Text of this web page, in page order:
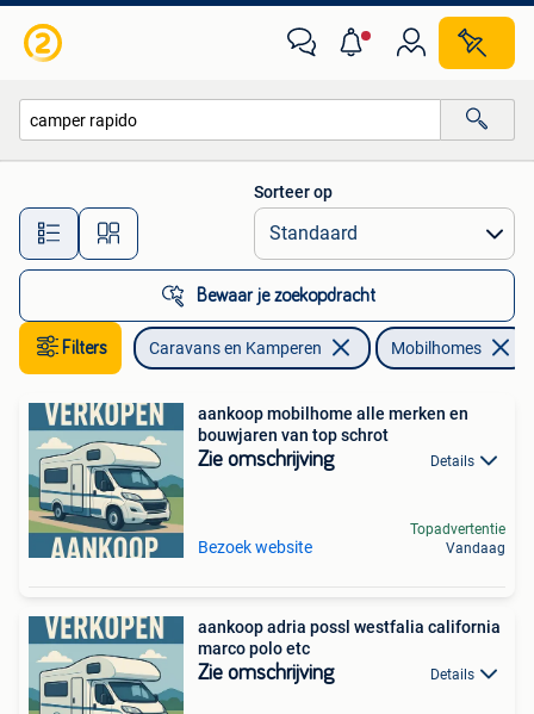
Alle afstanden…
Sorteer op
Bewaar je zoekopdracht
Filters Caravans en Kamperen Mobilhomes
aankoop mobilhome alle merken en
bouwjaren van top schrot
Zie omschrijving Details
Bezoek website
Topadvertentie
Vandaag
aankoop adria possl westfalia california
marco polo etc
Zie omschrijving Details